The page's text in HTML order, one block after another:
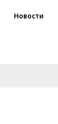
Новости